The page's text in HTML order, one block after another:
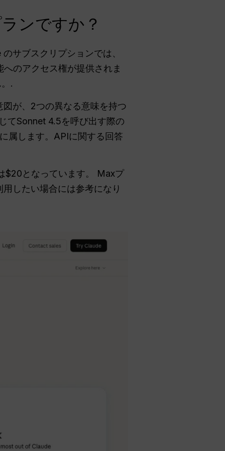
ンですか？
サブスクリプションでは、
のアクセス権が提供されま
.
が、2つの異なる意味を持つ
てSonnet 4.5を呼び出す際の
属します。APIに関する回答
$20となっています。 Maxプ
したい場合には参考になり